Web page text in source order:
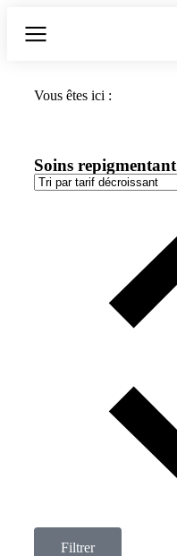
Vous êtes ici :
Soins repigmentant
Filtrer